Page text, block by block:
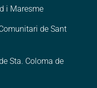
i Maresme
de Sant
Sta. Coloma de